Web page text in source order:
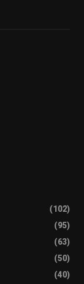
(102)
(95)
(63)
(50)
(40)